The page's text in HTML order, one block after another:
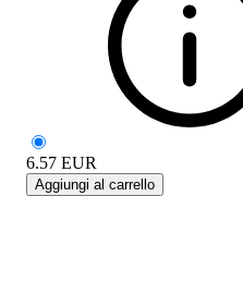
6.57 EUR
Aggiungi al carrello